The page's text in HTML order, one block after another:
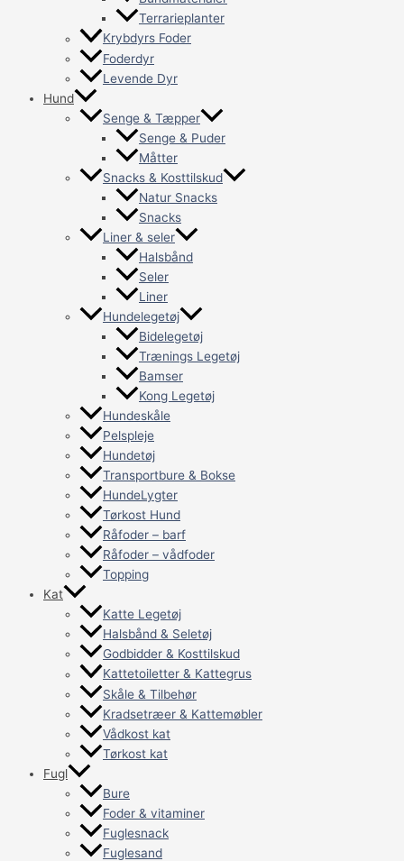
Terrarieplanter
Krybdyrs Foder
Foderdyr
Levende Dyr
Hund
Senge & Tæpper
Senge & Puder
Måtter
Snacks & Kosttilskud
Natur Snacks
Snacks
Liner & seler
Halsbånd
Seler
Liner
Hundelegetøj
Bidelegetøj
Trænings Legetøj
Bamser
Kong Legetøj
Hundeskåle
Pelspleje
Hundetøj
Transportbure & Bokse
HundeLygter
Tørkost Hund
Råfoder – barf
Råfoder – vådfoder
Topping
Kat
Katte Legetøj
Halsbånd & Seletøj
Godbidder & Kosttilskud
Kattetoiletter & Kattegrus
Skåle & Tilbehør
Kradsetræer & Kattemøbler
Vådkost kat
Tørkost kat
Fugl
Bure
Foder & vitaminer
Fuglesnack
Fuglesand